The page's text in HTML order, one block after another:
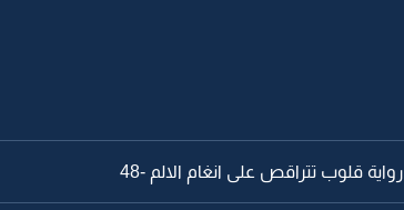
رواية قلوب تتراقص على انغام الالم -48